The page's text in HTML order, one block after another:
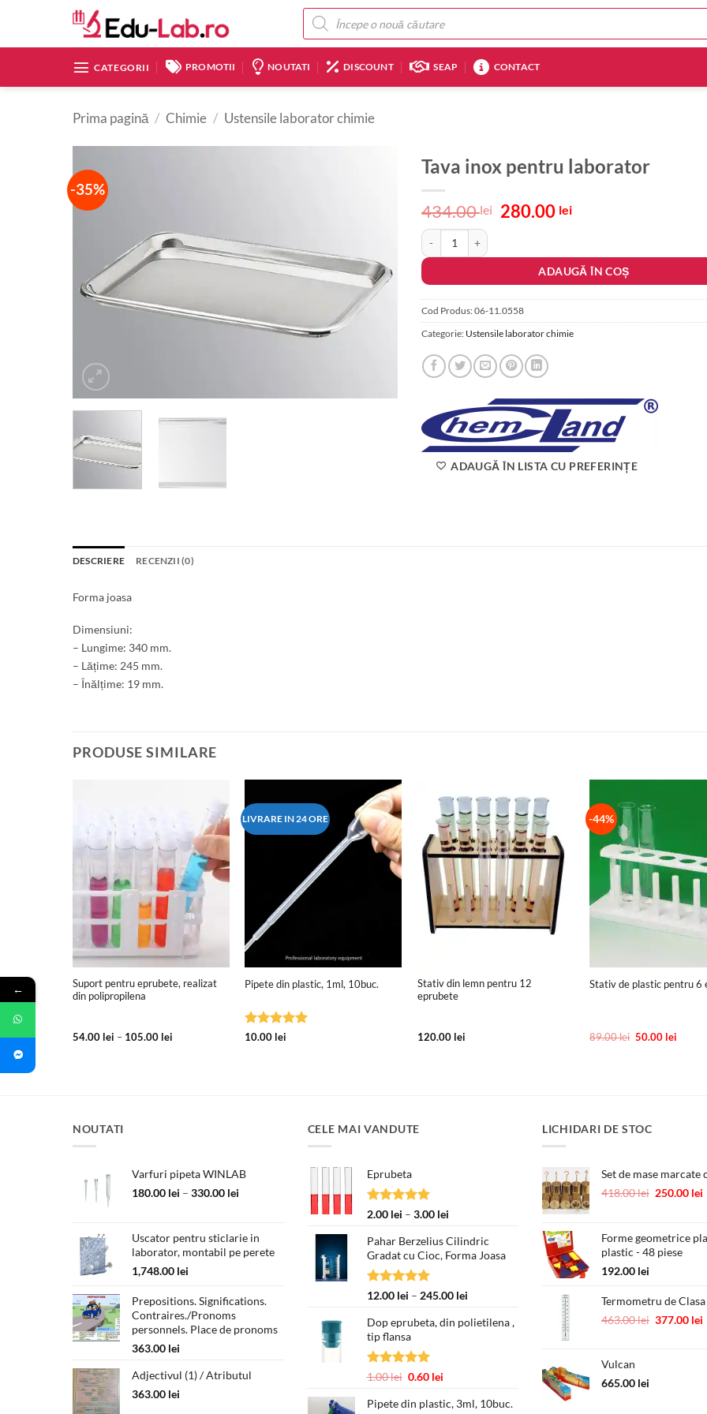
content
Products
search
CATEGORII PROMOTII NOUTATI DISCOUNT SEAP CONTACT
Prima pagină / Chimie / Ustensile laborator chimie
-35%
Tava inox pentru laborator
434.00lei
Prețul
fost:
434.00 lei.
280.00 leiPrețul
280.00 lei.
Cantitate Tava inox pentru laborator
ADAUGĂ ÎN COȘ
Cod Produs:06-11.0558
Categorie: Ustensile laborator chimie
ADAUGĂ ÎN LISTA CU PREFERINȚE
DESCRIERE RECENZII (0)
Forma joasa
Dimensiuni:
– Lungime: 340 mm.
– Lățime: 245 mm.
– Înălțime: 19 mm.
PRODUSE SIMILARE
Suport pentru eprubete, realizat
din polipropilena
54.00 lei – 105.00 leiInterval
LIVRARE IN 24 ORE
Pipete din plastic, 1ml, 10buc.
Evaluat la
10.00 lei
Stativ din lemn pentru 12
eprubete
120.00 lei
-44%
Stativ de plastic pentru 6
89.00lei Prețul
50.00 lei
NOUTATI
Varfuri pipeta WINLAB
180.00 lei – 330.00 lei
180.00 lei
până
Uscator pentru sticlarie in
laborator, montabil pe perete
1,748.00 lei
Prepositions. Significations.
Contraires./Pronoms
personnels. Place de pronoms
363.00 lei
Adjectivul (1) / Atributul
363.00 lei
CELE MAI VANDUTE
Eprubeta
Evaluat la
2.00 lei – 3.00 leiInterval
prețuri:
2.00 lei
3.00 lei
Pahar Berzelius Cilindric
Gradat cu Cioc, Forma Joasa
Evaluat la
12.00 lei – 245.00 leiInterval
prețuri:
Dop eprubeta, din polietilena ,
tip flansa
Evaluat la
1.00lei Prețul
a
0.60 leiPrețul
este:
Pipete din plastic, 3ml, 10buc.
LICHIDARI DE STOC
Set de mase marcate
418.00lei Prețul
fost:
418.00 lei.
250.00 lei
Forme geometrice
plastic - 48 piese
192.00 lei
Termometru de
463.00lei Prețul
377.00 lei
Vulcan
665.00 lei
←